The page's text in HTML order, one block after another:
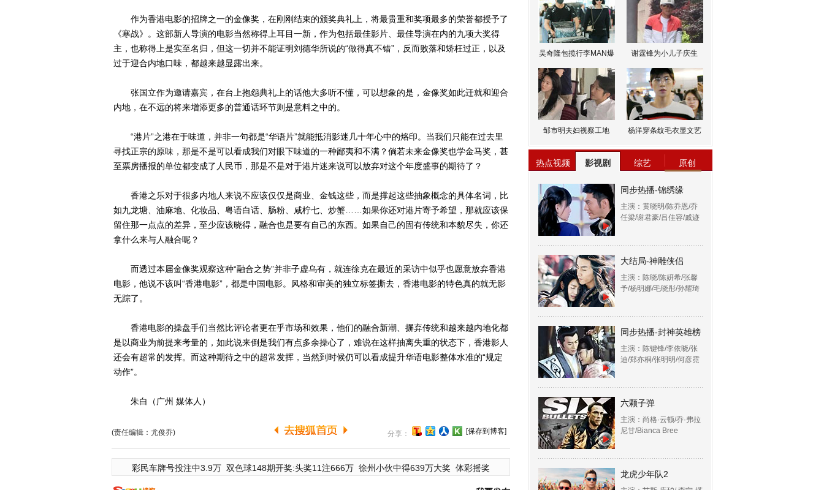
作为香港电影的招牌之一的金像奖，在刚刚结束的颁奖典礼上，将最贵重和奖项最多的荣誉都授予了
《寒战》。这部新人导演的电影当然称得上耳目一新，作为包括最佳影片、最佳导演在内的九项大奖得
主，也称得上是实至名归，但这一切并不能证明刘德华所说的“做得真不错”，反而败落和矫枉过正，以及
过于迎合内地口味，都越来越显露出来。
张国立作为邀请嘉宾，在台上抱怨典礼上的话他大多听不懂，可以想象的是，金像奖如此迁就和迎合
内地，在不远的将来增添更多的普通话环节则是意料之中的。
“港片”之港在于味道，并非一句都是“华语片”就能抵消影迷几十年心中的烙印。当我们只能在过去里
寻找正宗的原味，那是不是可以看成我们对眼下味道的一种鄙夷和不满？倘若未来金像奖也学金马奖，甚
至票房播报的单位都变成了人民币，那是不是对于港片迷来说可以放弃对这个年度盛事的期待了？
香港之乐对于很多内地人来说不应该仅仅是商业、金钱这些，而是撑起这些抽象概念的具体名词，比
如九龙塘、油麻地、化妆品、粤语白话、肠粉、咸柠七、炒蟹……如果你还对港片寄予希望，那就应该保
留住那一点点的差异，至少应该晓得，融合也是要有自己的东西。如果自己的固有传统和本貌尽失，你还
拿什么来与人融合呢？
而透过本届金像奖观察这种“融合之势”并非子虚乌有，就连徐克在最近的采访中似乎也愿意放弃香港
电影，他说不该叫“香港电影”，都是中国电影。风格和审美的独立标签撕去，香港电影的特色真的就无影
无踪了。
香港电影的操盘手们当然比评论者更在乎市场和效果，他们的融合新潮、摒弃传统和越来越内地化都
是以商业为前提来考量的，如此说来倒是我们有点多余操心了，难说在这样抽离失重的状态下，香港影人
还会有超常的发挥。而这种期待之中的超常发挥，当然到时候仍可以看成提升华语电影整体水准的“规定
动作”。
朱白（广州 媒体人）
(责任编辑：尤俊乔) 分享： [保存到博客]
彩民车牌号投注中3.9万 双色球148期开奖:头奖11注666万 徐州小伙中得639万大奖 体彩摇奖
吴奇隆包揽行李MAN爆 谢霆锋为小儿子庆生
邹市明夫妇视察工地 杨洋穿条纹毛衣显文艺
热点视频 影视剧 综艺 原创
同步热播-锦绣缘
主演：黄晓明/陈乔恩/乔
任梁/谢君豪/吕佳容/戚迹
大结局-神雕侠侣
主演：陈晓/陈妍希/张馨
予/杨明娜/毛晓彤/孙耀琦
同步热播-封神英雄榜
主演：陈键锋/李依晓/张
迪/郑亦桐/张明明/何彦霓
六颗子弹
主演：尚格·云顿/乔·弗拉
尼甘/Bianca Bree
龙虎少年队2